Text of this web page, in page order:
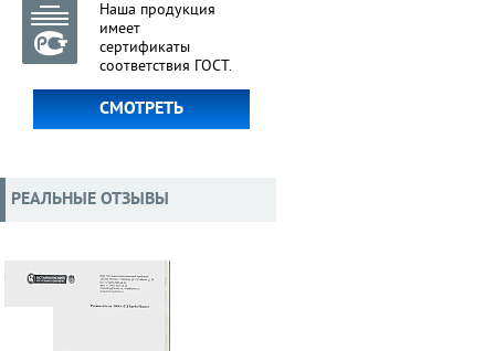
Наша продукция
имеет
сертификаты
соответствия ГОСТ.
СМОТРЕТЬ
РЕАЛЬНЫЕ ОТЗЫВЫ